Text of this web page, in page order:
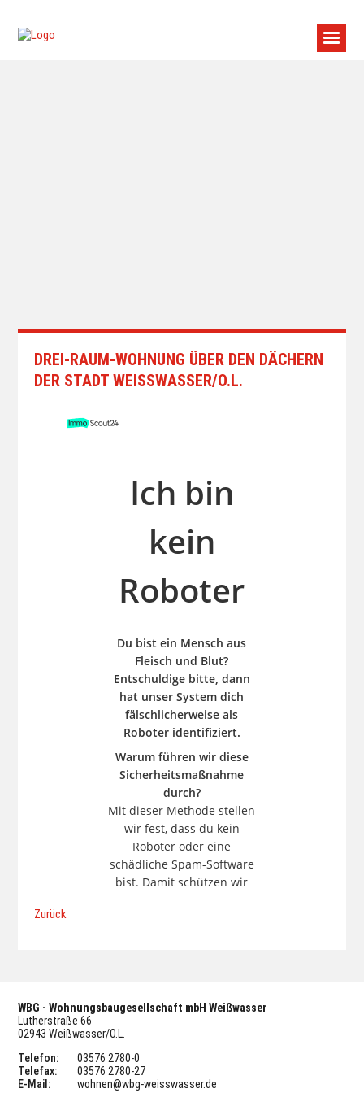
DREI-RAUM-WOHNUNG ÜBER DEN DÄCHERN
DER STADT WEISSWASSER/O.L.
Zurück
WBG - Wohnungsbaugesellschaft mbH Weißwasser
Lutherstraße 66
02943 Weißwasser/O.L.
Telefon:
03576 2780-0
Telefax:
03576 2780-27
E-Mail:
wohnen@wbg-weisswasser.de